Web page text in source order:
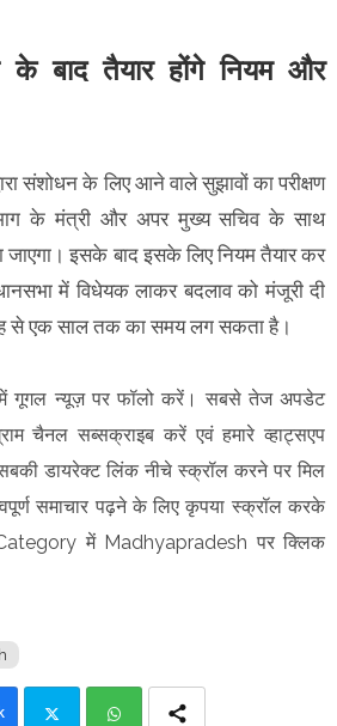
के बाद तैयार होंगे नियम और
संशोधन के लिए आने वाले सुझावों का परीक्षण
के मंत्री और अपर मुख्य सचिव के साथ
जाएगा। इसके बाद इसके लिए नियम तैयार कर
में विधेयक लाकर बदलाव को मंजूरी दी
से एक साल तक का समय लग सकता है।
गूगल न्यूज़ पर फॉलो करें। सबसे तेज अपडेट
चैनल सब्सक्राइब करें एवं हमारे व्हाट्सएप
डायरेक्ट लिंक नीचे स्क्रॉल करने पर मिल
समाचार पढ़ने के लिए कृपया स्क्रॉल करके
में Madhyapradesh पर क्लिक